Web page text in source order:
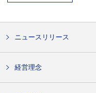
ニュースリリース
経営理念